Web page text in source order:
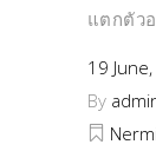
แตกตัว
19
By